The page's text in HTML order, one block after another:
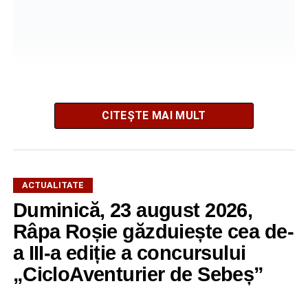
Organizatorii au pregătit un program variat, care îmbină
dansul și sportul, oferind activități pentru toate categoriile
de vârstă.
Pentru copii și tineri, festivalul propune jocuri și activități
recreative în mai multe zone ale municipiului – Răhău,
cartierul „Mihail Kogălniceanu”, Petrești și Parcul
Tineretului. Programul include spectacole pentru cei mici,
CITEȘTE MAI MULT
ACTUALITATE
Duminică, 23 august 2026,
Râpa Roșie găzduiește cea de-
a III-a ediție a concursului
„CicloAventurier de Sebeș”